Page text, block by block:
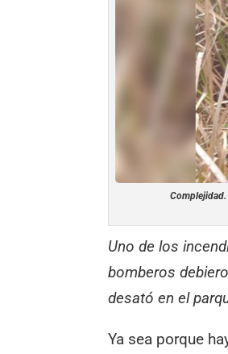
Complejidad.
Uno de los
bomberos
desató en el
Ya sea porque